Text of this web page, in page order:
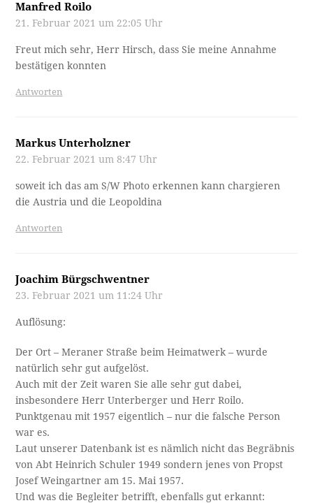
Manfred Roilo
21. Februar 2021 um 22:05 Uhr
Freut mich sehr, Herr Hirsch, dass Sie meine Annahme
bestätigen konnten
Antworten
Markus Unterholzner
22. Februar 2021 um 8:47 Uhr
soweit ich das am S/W Photo erkennen kann chargieren
die Austria und die Leopoldina
Antworten
Joachim Bürgschwentner
23. Februar 2021 um 11:24 Uhr
Auflösung:
Der Ort – Meraner Straße beim Heimatwerk – wurde
natürlich sehr gut aufgelöst.
Auch mit der Zeit waren Sie alle sehr gut dabei,
insbesondere Herr Unterberger und Herr Roilo.
Punktgenau mit 1957 eigentlich – nur die falsche Person
war es.
Laut unserer Datenbank ist es nämlich nicht das Begräbnis
von Abt Heinrich Schuler 1949 sondern jenes von Propst
Josef Weingartner am 15. Mai 1957.
Und was die Begleiter betrifft, ebenfalls gut erkannt: